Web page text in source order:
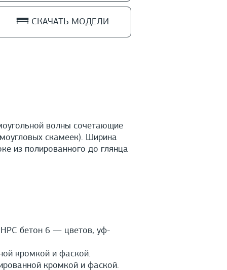
СКАЧАТЬ МОДЕЛИ
волны сочетающие
скамеек). Ширина
из полированного до глянца
бетон 6 — цветов, уф-
кромкой и фаской.
кромкой и фаской.